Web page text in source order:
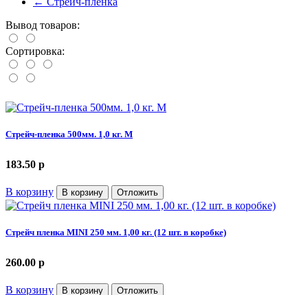
Вывод товаров:
Сортировка:
Стрейч-пленка 500мм. 1,0 кг. М
183.50 p
В корзину В корзину Отложить
Стрейч пленка MINI 250 мм. 1,00 кг. (12 шт. в коробке)
260.00 p
В корзину В корзину Отложить